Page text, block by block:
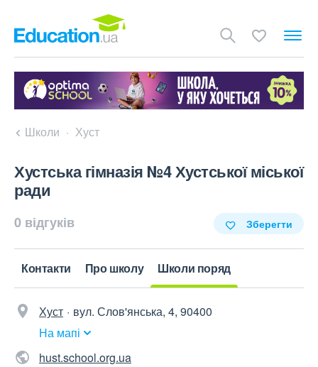
Школи Хуст
Хустська гімназія №4 Хустської міської
ради
0 відгуків Зберегти
Контакти Про школу Школи поряд
Хуст
вул. Слов'янська, 4, 90400
На мапі
hust.school.org.ua